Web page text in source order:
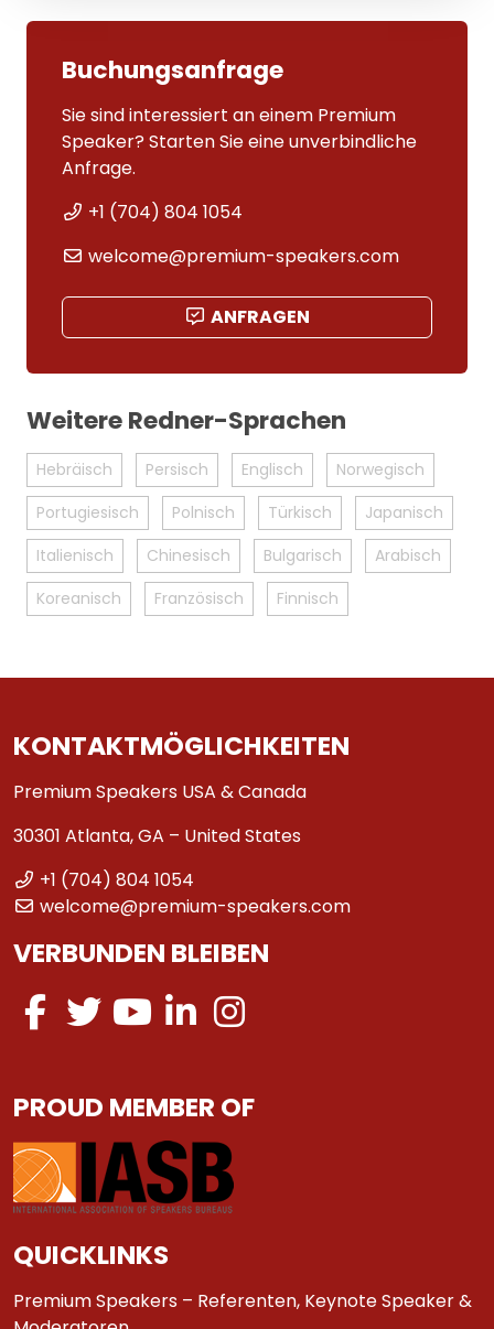
Buchungsanfrage
Sie sind interessiert an einem Premium
Speaker? Starten Sie eine unverbindliche
Anfrage.
+1 (704) 804 1054
welcome@premium-speakers.com
ANFRAGEN
Weitere Redner-Sprachen
Hebräisch Persisch Englisch
Norwegisch
Portugiesisch
Polnisch Türkisch
Japanisch
Italienisch
Chinesisch Bulgarisch
Arabisch
Koreanisch
Französisch Finnisch
KONTAKTMÖGLICHKEITEN
Premium Speakers USA & Canada
30301 Atlanta, GA – United States
+1 (704) 804 1054
welcome@premium-speakers.com
VERBUNDEN BLEIBEN
PROUD MEMBER OF
QUICKLINKS
Premium Speakers – Referenten, Keynote Speaker &